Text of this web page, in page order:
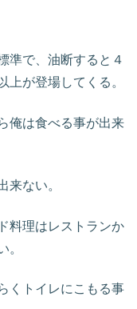
準で、油断すると４
上が登場してくる。
俺は食べる事が出来
来ない。
料理はレストランか
。
くトイレにこもる事